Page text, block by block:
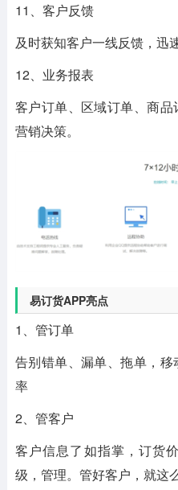
11、客户反馈
及时获知客户一线反馈，迅
12、业务报表
客户订单、区域订单、商
营销决策。
易订货APP亮点
1、管订单
告别错单、漏单、拖单，
率
2、管客户
客户信息了如指掌，订货
级，管理。管好客户，就这